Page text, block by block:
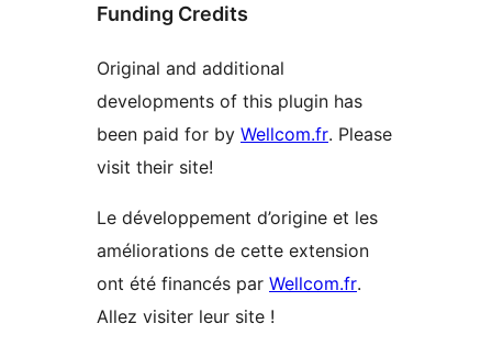
Funding Credits
Original and additional
developments of this plugin has
been paid for by Wellcom.fr. Please
visit their site!
Le développement d’origine et les
améliorations de cette extension
ont été financés par Wellcom.fr.
Allez visiter leur site !